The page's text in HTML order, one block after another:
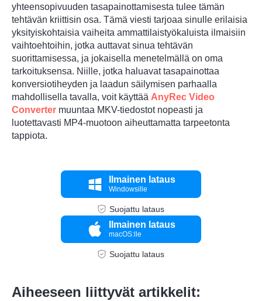
Vaihe 3.
yhteensopivuuden tasapainottamisesta tulee tämän
tehtävän kriittisin osa. Tämä viesti tarjoaa sinulle erilaisia
yksityiskohtaisia vaiheita ammattilaistyökaluista ilmaisiin
vaihtoehtoihin, jotka auttavat sinua tehtävän
suorittamisessa, ja jokaisella menetelmällä on oma
tarkoituksensa. Niille, jotka haluavat tasapainottaa
konversiotiheyden ja laadun säilymisen parhaalla
mahdollisella tavalla, voit käyttää AnyRec Video
Converter muuntaa MKV-tiedostot nopeasti ja
luotettavasti MP4-muotoon aiheuttamatta tarpeetonta
tappiota.
Ilmainen lataus
Windowsille
Suojattu lataus
Ilmainen lataus
macOS:lle
Suojattu lataus
Aiheeseen liittyvät artikkelit: